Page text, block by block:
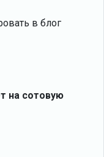
в блог
на сотовую